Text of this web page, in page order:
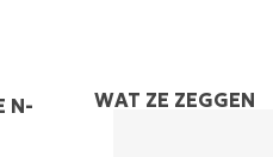
N-
WAT ZE ZEGGEN